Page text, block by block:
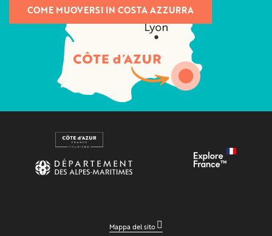
COME MUOVERSI IN COSTA AZZURRA
Mappa del sito